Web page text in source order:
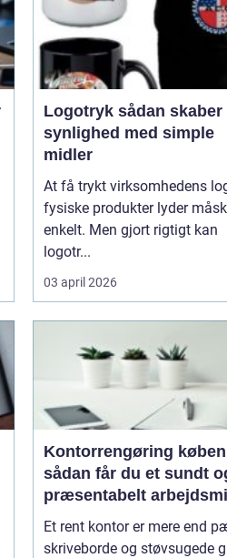
Logotryk sådan skaber du
synlighed med simple
midler
At få trykt virksomhedens
fysiske produkter lyder
enkelt. Men gjort rigtigt kan
logotr...
03 april 2026
Kontorrengøring
sådan får du et sundt
præsentabelt
Et rent kontor er mere end
skriveborde og støvsugede